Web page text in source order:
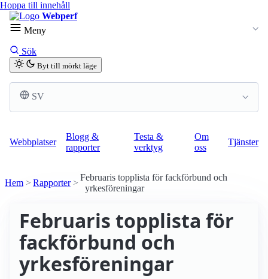
Hoppa till innehåll
Webperf
Meny
Sök
Byt till mörkt läge
SV
Webbplatser
Blogg &
rapporter
Testa &
verktyg
Om
oss
Tjänster
Hem Rapporter
Februaris topplista för fackförbund och
yrkesföreningar
Februaris topplista för
fackförbund och
yrkesföreningar